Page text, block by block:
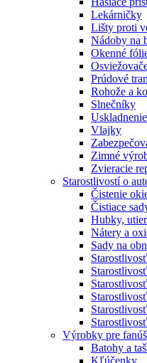
Lekárničky
Lišty proti
Nádoby na
Okenné
Prúdové
Rohože a
Slnečníky
Vlajky
Zimné
Zvieracie
Starostlivostí o
Čistenie
Čistiace
Hubky,
Nátery a
Sady na
Výrobky pre
Batohy a
Kľúčenky